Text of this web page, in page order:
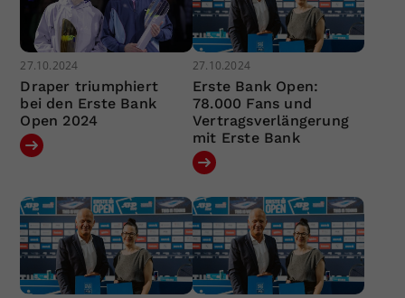
27.10.2024
Draper triumphiert
bei den Erste Bank
Open 2024
27.10.2024
Erste Bank Open:
78.000 Fans und
Vertragsverlängerung
mit Erste Bank